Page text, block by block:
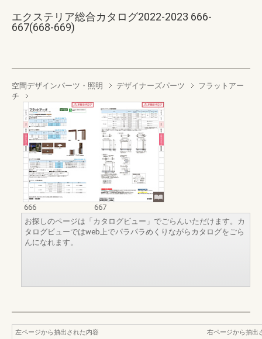
エクステリア総合カタログ2022-2023 666-
667(668-669)
空間デザインパーツ・照明 デザイナーズパーツ
フラットアー
チ
666
667
お探しのページは「カタログビュー」でごらんいただけます。カ
タログビューではweb上でパラパラめくりながらカタログをごら
んになれます。
左ページから抽出された内容
右ページから抽出